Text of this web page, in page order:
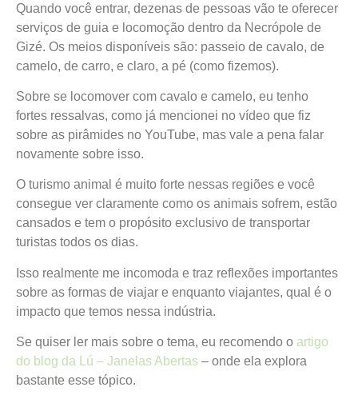
Quando você entrar, dezenas de pessoas vão te oferecer
serviços de guia e locomoção dentro da Necrópole de
Gizé. Os meios disponíveis são: passeio de cavalo, de
camelo, de carro, e claro, a pé (como fizemos).
Sobre se locomover com cavalo e camelo, eu tenho
fortes ressalvas, como já mencionei no vídeo que fiz
sobre as pirâmides no YouTube, mas vale a pena falar
novamente sobre isso.
O turismo animal é muito forte nessas regiões e você
consegue ver claramente como os animais sofrem, estão
cansados e tem o propósito exclusivo de transportar
turistas todos os dias.
Isso realmente me incomoda e traz reflexões importantes
sobre as formas de viajar e enquanto viajantes, qual é o
impacto que temos nessa indústria.
Se quiser ler mais sobre o tema, eu recomendo o artigo
do blog da Lú – Janelas Abertas – onde ela explora
bastante esse tópico.